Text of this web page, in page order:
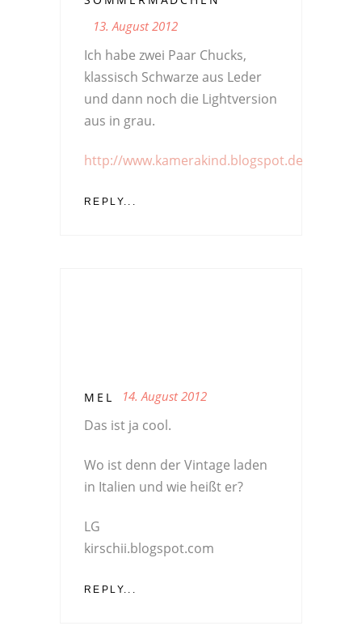
13. August 2012
Ich habe zwei Paar Chucks,
klassisch Schwarze aus Leder
und dann noch die Lightversion
aus in grau.
http://www.kamerakind.blogspot.de
REPLY...
MEL 14. August 2012
Das ist ja cool.
Wo ist denn der Vintage laden
in Italien und wie heißt er?
LG
kirschii.blogspot.com
REPLY...